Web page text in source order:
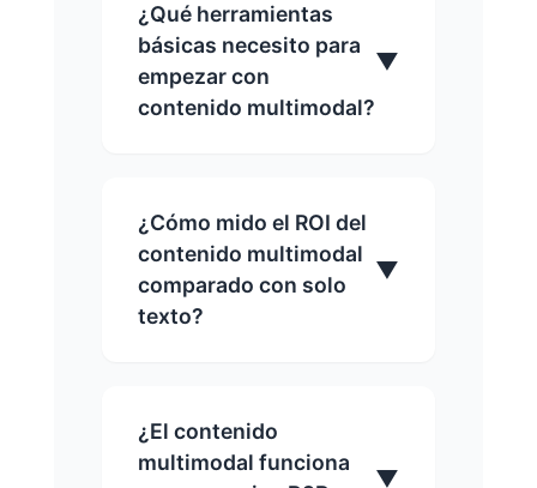
¿Qué herramientas
básicas necesito para
empezar con
contenido multimodal?
▼
¿Cómo mido el ROI del
contenido multimodal
comparado con solo
texto?
▼
¿El contenido
multimodal funciona
▼